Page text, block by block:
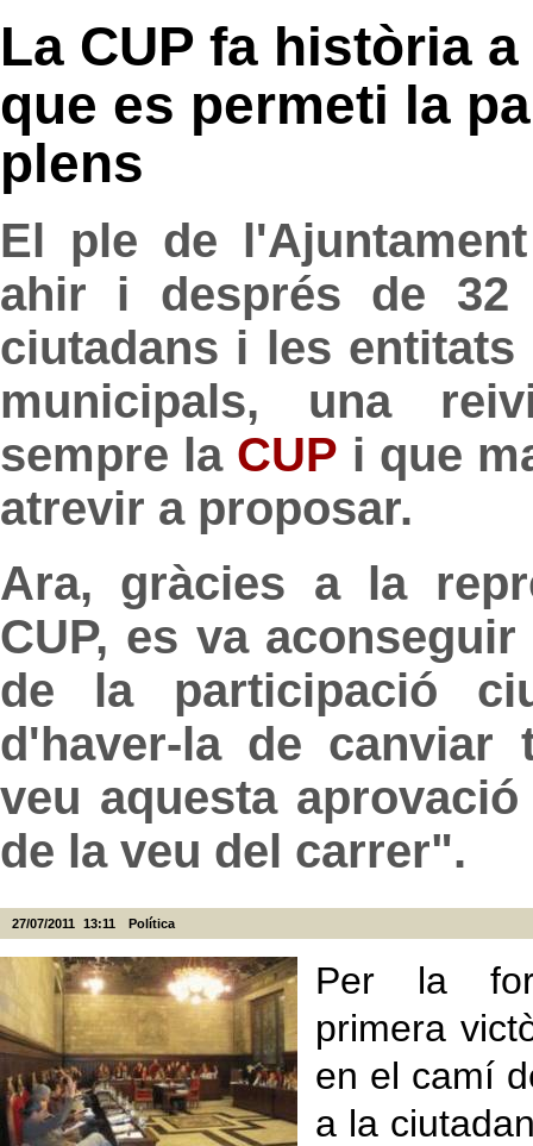
La CUP fa història
que es permeti la
plens
El ple de
ahir i després de 32
ciutadans i les
municipals, una
sempre la CUP i que
atrevir a proposar.
Ara, gràcies a la
CUP, es va
de la participació
d'haver-la de canviar
veu aquesta
de la veu del carrer".
27/07/2011 13:11 Política
Per la
primera
en el camí
a la